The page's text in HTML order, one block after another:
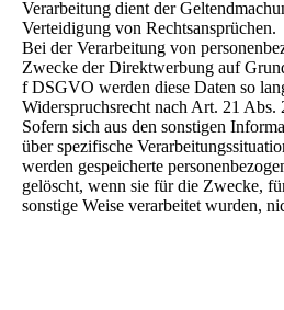
Verarbeitung dient der
Verteidigung von Rechtsansprüchen.
Bei der Verarbeitung von
Zwecke der Direktwerbung auf
f DSGVO werden diese Daten so
Widerspruchsrecht nach Art. 21
Sofern sich aus den sonstigen
über spezifische
werden gespeicherte
gelöscht, wenn sie für die Zwecke,
sonstige Weise verarbeitet wurden,